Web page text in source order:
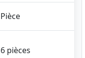
Pièce
6 pièces